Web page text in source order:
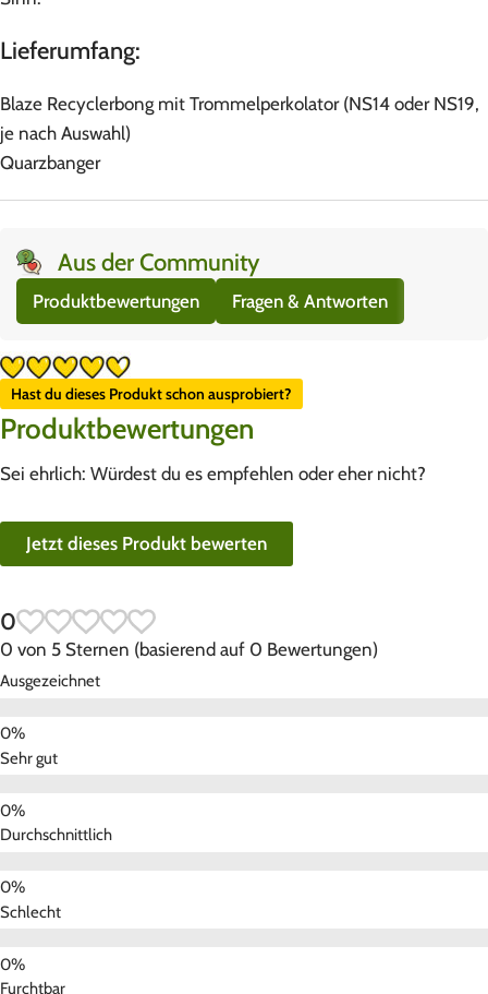
Lieferumfang:
Blaze Recyclerbong mit Trommelperkolator (NS14 oder NS19,
je nach Auswahl)
Quarzbanger
Aus der Community
Produktbewertungen Fragen & Antworten
Hast du dieses Produkt schon ausprobiert?
Produktbewertungen
Sei ehrlich: Würdest du es empfehlen oder eher nicht?
Jetzt dieses Produkt bewerten
0
0 von 5 Sternen (basierend auf 0 Bewertungen)
Ausgezeichnet
Sehr gut
Durchschnittlich
Schlecht
Furchtbar